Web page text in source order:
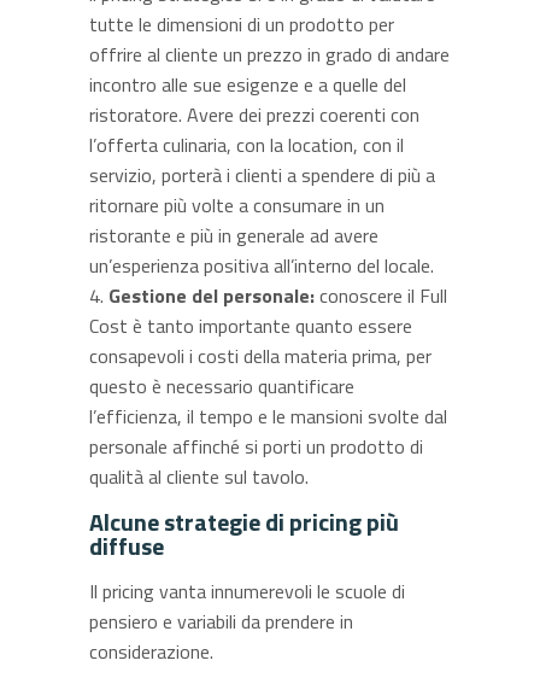
tutte le dimensioni di un prodotto per
offrire al cliente un prezzo in grado di andare
incontro alle sue esigenze e a quelle del
ristoratore. Avere dei prezzi coerenti con
l’offerta culinaria, con la location, con il
servizio, porterà i clienti a spendere di più a
ritornare più volte a consumare in un
ristorante e più in generale ad avere
un’esperienza positiva all’interno del locale.
Gestione del personale:conoscere il Full
Cost è tanto importante quanto essere
consapevoli i costi della materia prima, per
questo è necessario quantificare
l’efficienza, il tempo e le mansioni svolte dal
personale affinché si porti un prodotto di
qualità al cliente sul tavolo.
Alcune strategie di pricing più
diffuse
Il pricing vanta innumerevoli le scuole di
pensiero e variabili da prendere in
considerazione.